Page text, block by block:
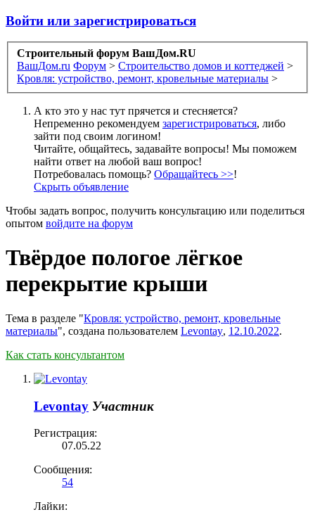
Войти или зарегистрироваться
Строительный форум ВашДом.RU
ВашДом.ru Форум > Строительство домов и коттеджей >
Кровля: устройство, ремонт, кровельные материалы >
А кто это у нас тут прячется и стесняется?
Непременно рекомендуем зарегистрироваться, либо
зайти под своим логином!
Читайте, общайтесь, задавайте вопросы! Мы поможем
найти ответ на любой ваш вопрос!
Потребовалась помощь? Обращайтесь >>!
Скрыть объявление
Чтобы задать вопрос, получить консультацию или поделиться
опытом войдите на форум
Твёрдое пологое лёгкое
перекрытие крыши
Тема в разделе "Кровля: устройство, ремонт, кровельные
материалы", создана пользователем Levontay, 12.10.2022.
Как стать консультантом
Levontay Участник
Регистрация:
07.05.22
Сообщения:
54
Лайки: